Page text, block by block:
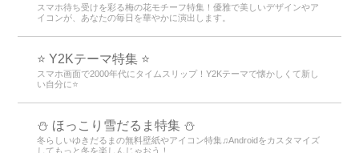
スマホ待ち受けを彩る梅の花モチーフ特集！優雅で美しいデザインやア
イコンが、あなたの毎日を華やかに演出します。
⭐ Y2Kテーマ特集 ⭐
スマホ画面で2000年代にタイムスリップ！Y2Kテーマで懐かしくて新し
い自分に⭐
⛄ ほっこり雪だるま特集 ⛄
冬らしいゆきだるまの無料壁紙やアイコン特集♫Androidをカスタマイズ
してもっと冬を楽しんじゃおう！